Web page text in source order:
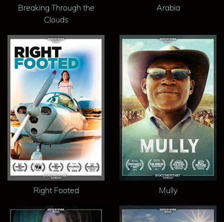
Breaking Through the
Clouds
Arabia
Right Footed Mully